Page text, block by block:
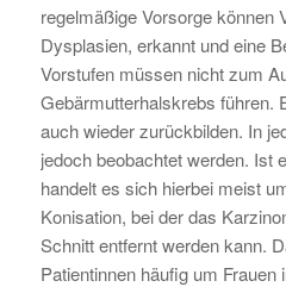
regelmäßige Vorsorge können
Dysplasien, erkannt und eine
Vorstufen müssen nicht zum
Gebärmutterhalskrebs führen.
auch wieder zurückbilden. In
jedoch beobachtet werden. Ist
handelt es sich hierbei meist
Konisation, bei der das
Schnitt entfernt werden kann.
Patientinnen häufig um Frauen